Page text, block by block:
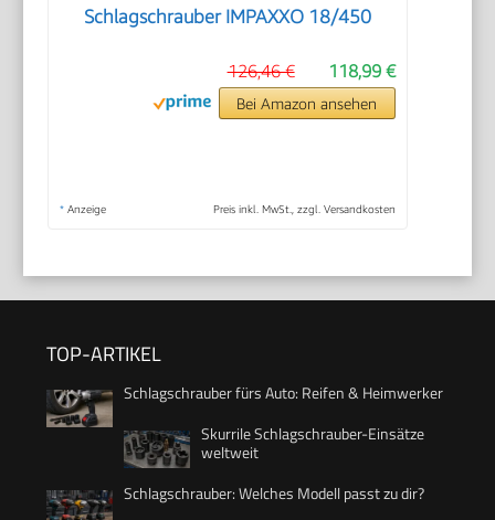
Schlagschrauber IMPAXXO 18/450
118,99 €
126,46 €
Bei Amazon ansehen
* Anzeige Preis inkl. MwSt., zzgl. Versandkosten
TOP-ARTIKEL
Schlagschrauber fürs Auto: Reifen & Heimwerker
Skurrile Schlagschrauber-Einsätze
weltweit
Schlagschrauber: Welches Modell passt zu dir?